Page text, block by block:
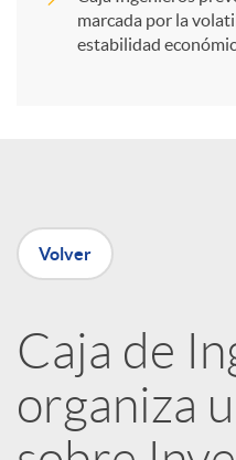
n
e
d
marcada por la
estabilidad
Volver
Caja de
organiza